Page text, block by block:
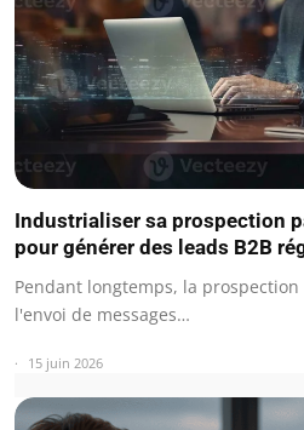
Industrialiser sa prospection
pour générer des leads B2B
Pendant longtemps, la
l'envoi de messages…
15 juin 2026